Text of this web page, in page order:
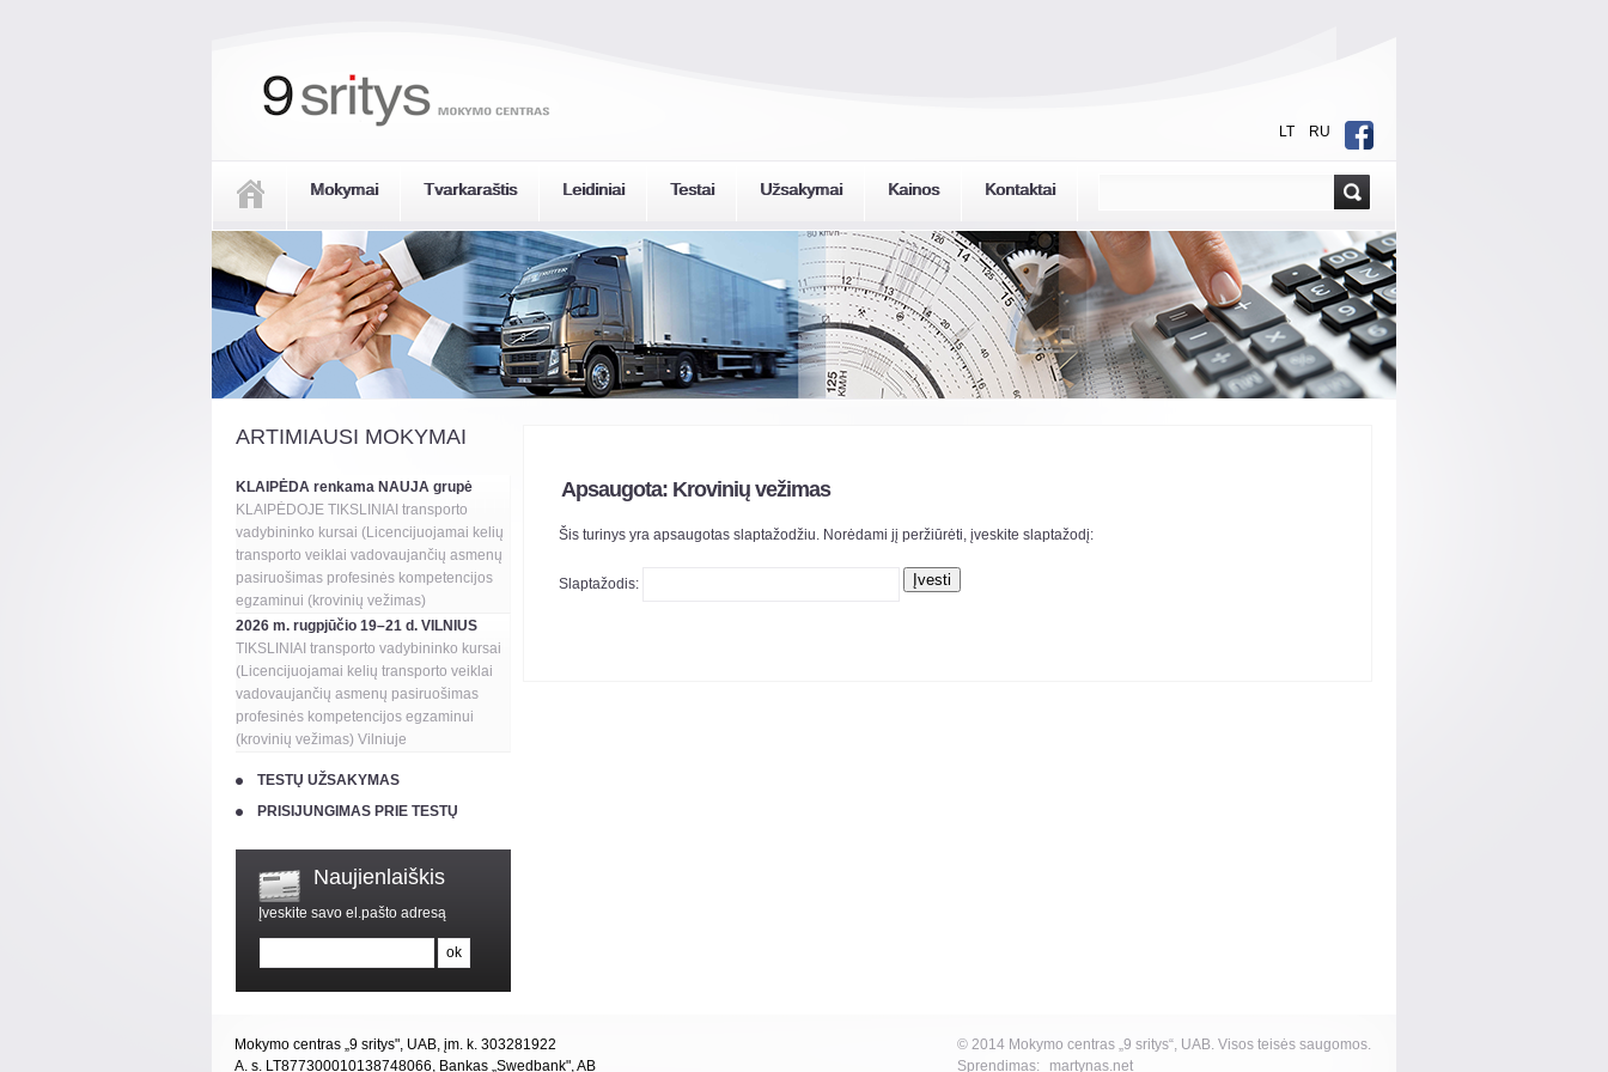
LT RU
Mokymai Tvarkaraštis Leidiniai Testai Užsakymai Kainos Kontaktai
ARTIMIAUSI MOKYMAI
KLAIPĖDA renkama NAUJA grupė
KLAIPĖDOJE TIKSLINIAI transporto
vadybininko kursai (Licencijuojamai kelių
transporto veiklai vadovaujančių asmenų
pasiruošimas profesinės kompetencijos
egzaminui (krovinių vežimas)
2026 m. rugpjūčio 19–21 d. VILNIUS
TIKSLINIAI transporto vadybininko kursai
(Licencijuojamai kelių transporto veiklai
vadovaujančių asmenų pasiruošimas
profesinės kompetencijos egzaminui
(krovinių vežimas) Vilniuje
TESTŲ UŽSAKYMAS
PRISIJUNGIMAS PRIE TESTŲ
Naujienlaiškis
Įveskite savo el.pašto adresą
Apsaugota: Krovinių vežimas
Šis turinys yra apsaugotas slaptažodžiu. Norėdami jį peržiūrėti, įveskite slaptažodį:
Slaptažodis:
Mokymo centras „9 sritys", UAB, įm. k. 303281922
A. s. LT877300010138748066, Bankas „Swedbank", AB
© 2014 Mokymo centras „9 sritys“, UAB. Visos teisės saugomos.
Sprendimas:
martynas.net